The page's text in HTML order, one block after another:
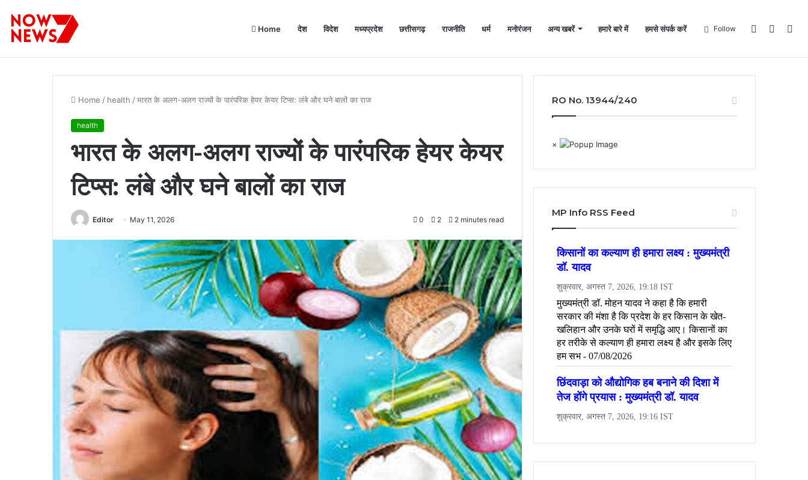
Home देश विदेश मध्यप्रदेश छत्तीसगढ़ राजनीति धर्म मनोरंजन अन्य खबरें हमारे बारे में हमसे संपर्क करें Log
Follow
Breaking News
Home / health /भारत के अलग-अलग राज्यों के पारंपरिक हेयर केयर टिप्स: लंबे और घने बालों का राज
health
भारत के अलग-अलग राज्यों के पारंपरिक हेयर केयर
टिप्स: लंबे और घने बालों का राज
Editor May 11, 2026 0 2 2 minutes read
RO No. 13944/240
×
MP Info RSS Feed